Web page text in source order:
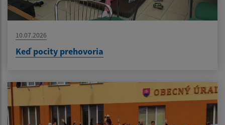
10.07.2026
Keď pocity prehovoria